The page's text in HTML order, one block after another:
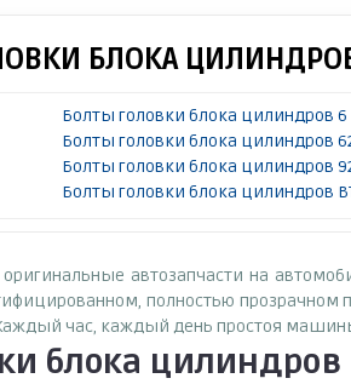
БЛОКА
Болты головки блока цилиндров 6
Болты головки блока цилиндров
Болты головки блока цилиндров
Болты головки блока цилиндров
оригинальные автозапчасти на
полностью прозрачном
час, каждый день простоя
блока цилиндров